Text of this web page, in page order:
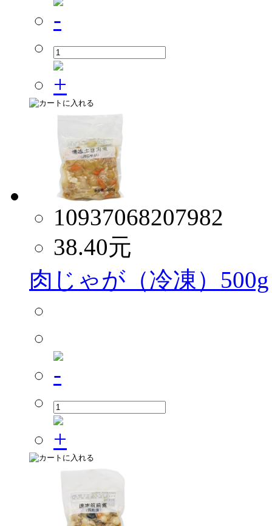
10937068207982
38.40元
肉じゃが（冷凍）500g